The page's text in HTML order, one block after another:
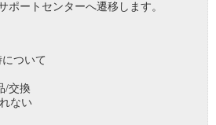
ポートセンターへ遷移します。
ついて
/交換
ない